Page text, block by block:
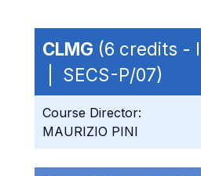
CLMG (6 credits -
| SECS-P/07)
Course Director:
MAURIZIO PINI